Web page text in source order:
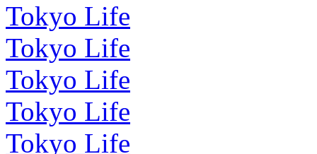
Tokyo Life
Tokyo Life
Tokyo Life
Tokyo Life
Tokyo Life